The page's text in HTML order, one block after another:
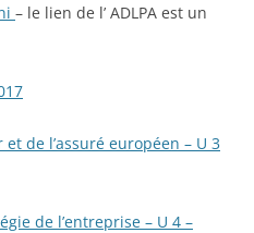
– le lien de l’ ADLPA est un
de l’assuré européen – U 3
de l’entreprise – U 4 –